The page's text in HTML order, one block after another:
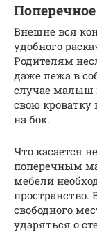
Внешне вся
удобного
Родителям
даже лежа в
случае малыш
свою кроватку
на бок.
Что касается
поперечным
мебели
пространство.
свободного
ударяться о